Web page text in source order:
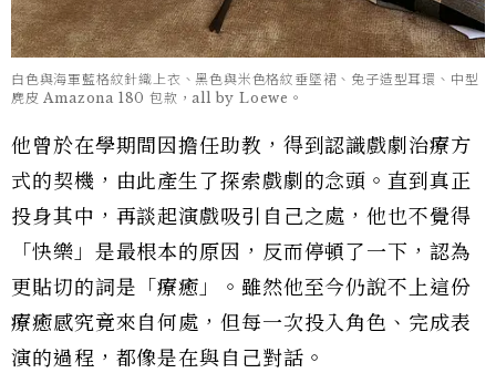
白色與海軍藍格紋針織上衣、黑色與米色格紋垂墜裙、兔子造型耳環、中型
麂皮 Amazona 180 包款，all by Loewe。
他曾於在學期間因擔任助教，得到認識戲劇治療方
式的契機，由此產生了探索戲劇的念頭。直到真正
投身其中，再談起演戲吸引自己之處，他也不覺得
「快樂」是最根本的原因，反而停頓了一下，認為
更貼切的詞是「療癒」。雖然他至今仍說不上這份
療癒感究竟來自何處，但每一次投入角色、完成表
演的過程，都像是在與自己對話。